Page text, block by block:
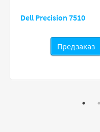
Dell Precision 7510
Предзаказ